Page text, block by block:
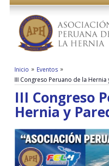
Inicio » Eventos »
III Congreso Peruano de la
III Congreso
Hernia y